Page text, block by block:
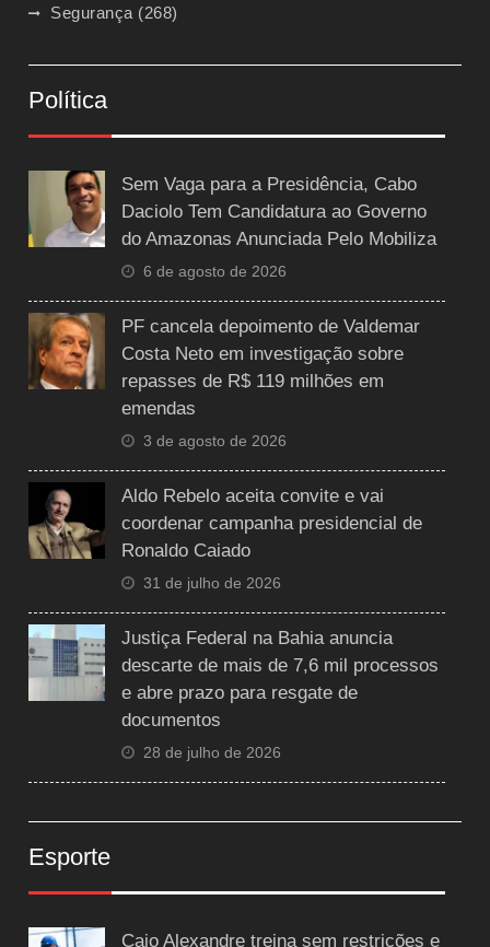
Segurança (268)
Política
Sem Vaga para a Presidência, Cabo
Daciolo Tem Candidatura ao Governo
do Amazonas Anunciada Pelo Mobiliza
6 de agosto de 2026
PF cancela depoimento de Valdemar
Costa Neto em investigação sobre
repasses de R$ 119 milhões em
emendas
3 de agosto de 2026
Aldo Rebelo aceita convite e vai
coordenar campanha presidencial de
Ronaldo Caiado
31 de julho de 2026
Justiça Federal na Bahia anuncia
descarte de mais de 7,6 mil processos
e abre prazo para resgate de
documentos
28 de julho de 2026
Esporte
Caio Alexandre treina sem restrições e